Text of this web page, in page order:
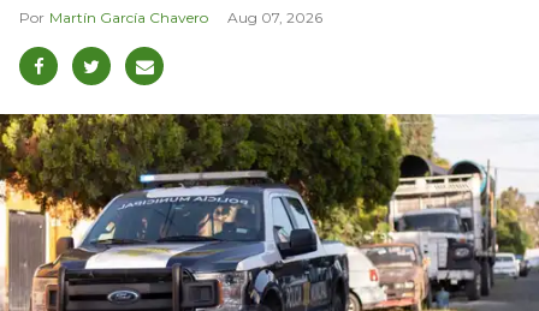
Martín García Chavero Aug 07, 2026